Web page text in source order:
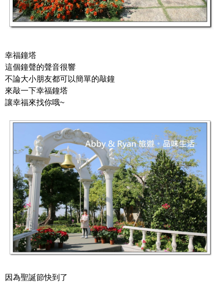
幸福鐘塔
這個鐘聲的聲音很響
不論大小朋友都可以簡單的敲鐘
來敲一下幸福鐘塔
讓幸福來找你哦~
因為聖誕節快到了